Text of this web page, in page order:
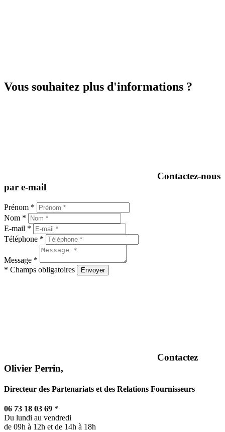
Vous souhaitez plus d'informations ?
Contactez-nous
par e-mail
Prénom *
Nom *
E-mail *
Téléphone *
Message *
* Champs obligatoires
Envoyer
Contactez
Olivier Perrin,
Directeur des Partenariats et des Relations Fournisseurs
06 73 18 03 69 *
Du lundi au vendredi
de 09h à 12h et de 14h à 18h